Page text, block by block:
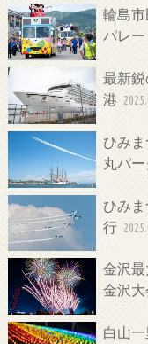
輪島
パレ
最新
港
ひみ
丸パ
ひみ
行
金沢最
金沢大
白山